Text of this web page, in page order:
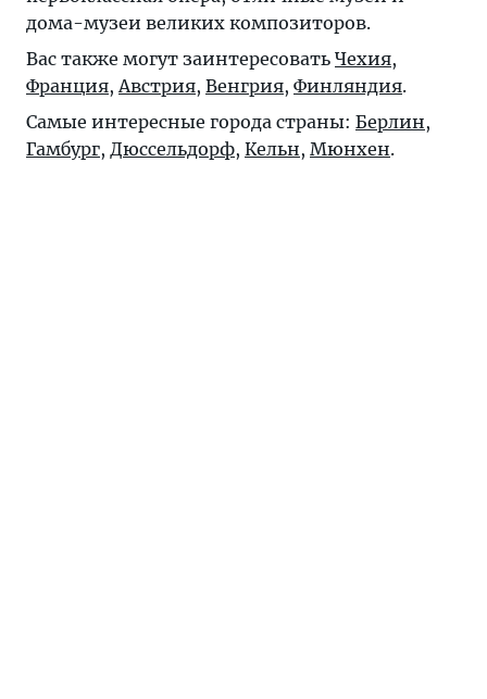
дома-музеи великих композиторов.
Вас также могут заинтересовать Чехия,
Франция,Австрия, Венгрия, Финляндия.
Самые интересные города страны: Берлин,
Гамбург, Дюссельдорф, Кельн, Мюнхен.